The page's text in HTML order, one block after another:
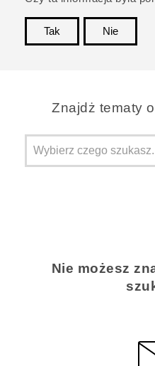
Tak
Nie
Znajdż tematy
Nie możesz